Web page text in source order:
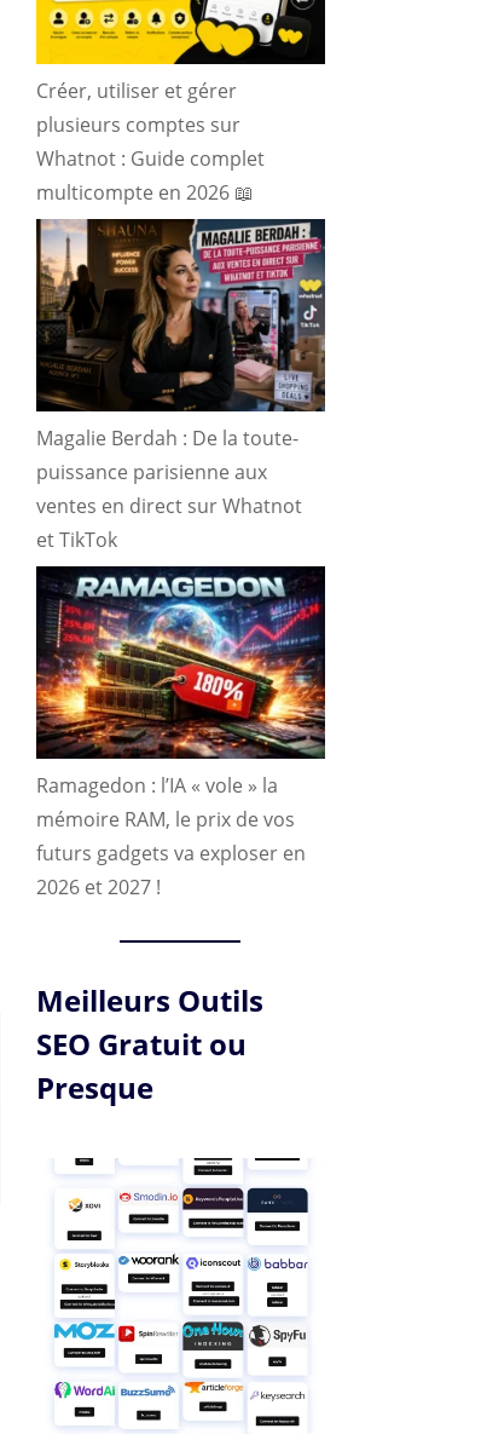
Créer, utiliser et gérer
plusieurs comptes sur
Whatnot : Guide complet
multicompte en 2026 📖
Magalie Berdah : De la toute-
puissance parisienne aux
ventes en direct sur Whatnot
et TikTok
Ramagedon : l’IA « vole » la
mémoire RAM, le prix de vos
futurs gadgets va exploser en
2026 et 2027 !
Meilleurs Outils
SEO Gratuit ou
Presque